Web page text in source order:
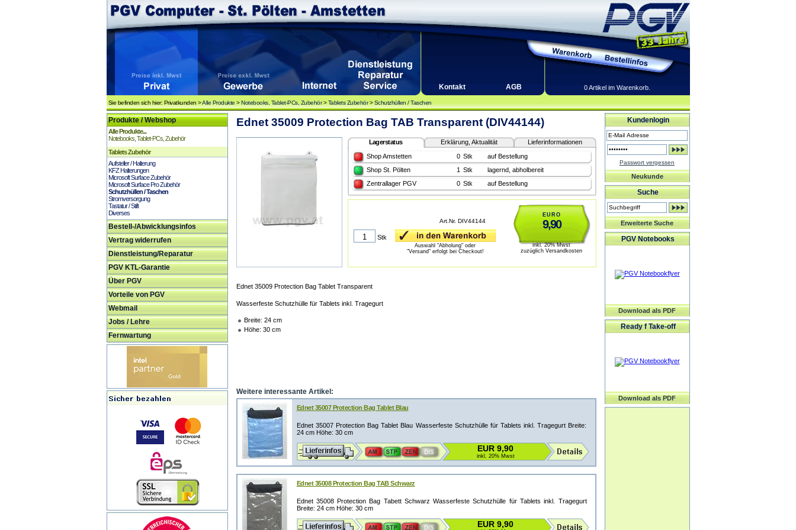
Kontakt AGB 0 Artikel im Warenkorb.
Sie befinden sich hier: Privatkunden >Alle Produkte >Notebooks, Tablet-PCs, Zubehör>Tablets Zubehör>Schutzhüllen / Taschen
Produkte / Webshop
Alle Produkte...
Notebooks, Tablet-PCs, Zubehör
Tablets Zubehör
Aufsteller / Halterung
KFZ Halterungen
Microsoft Surface Zubehör
Microsoft Surface Pro Zubehör
Schutzhüllen / Taschen
Stromversorgung
Tastatur / Stift
Diverses
Bestell-/Abwicklungsinfos
Vertrag widerrufen
Dienstleistung/Reparatur
PGV KTL-Garantie
Über PGV
Vorteile von PGV
Webmail
Jobs / Lehre
Fernwartung
Ednet 35009 Protection Bag TAB Transparent (DIV44144)
Lagerstatus Erklärung, Aktualität
Lieferinformationen
Shop Amstetten
0 Stk
auf Bestellung
Shop St. Pölten
1 Stk
lagernd, abholbereit
Zentrallager PGV
0 Stk auf Bestellung
EURO
9,90
inkl. 20% Mwst
zuzüglich Versandkosten
Art.Nr. DIV44144
Stk
Auswahl "Abholung" oder
"Versand" erfolgt bei Checkout!
Ednet 35009 Protection Bag Tablet Transparent
Wasserfeste Schutzhülle für Tablets inkl. Tragegurt
Breite: 24 cm
Höhe: 30 cm
Weitere interessante Artikel:
Ednet 35007 Protection Bag Tablet Blau
Ednet 35007 Protection Bag Tablet Blau Wasserfeste Schutzhülle für Tablets inkl. Tragegurt Breite:
24 cm Höhe: 30 cm
EUR 9,90
inkl. 20% Mwst
Ednet 35008 Protection Bag TAB Schwarz
Ednet 35008 Protection Bag Tabett Schwarz Wasserfeste Schutzhülle für Tablets inkl. Tragegurt
Breite: 24 cm Höhe: 30 cm
EUR 9,90
Kundenlogin
Passwort vergessen
Neukunde
Suche
Erweiterte Suche
PGV Notebooks
Download als PDF
Ready f Take-off
Download als PDF